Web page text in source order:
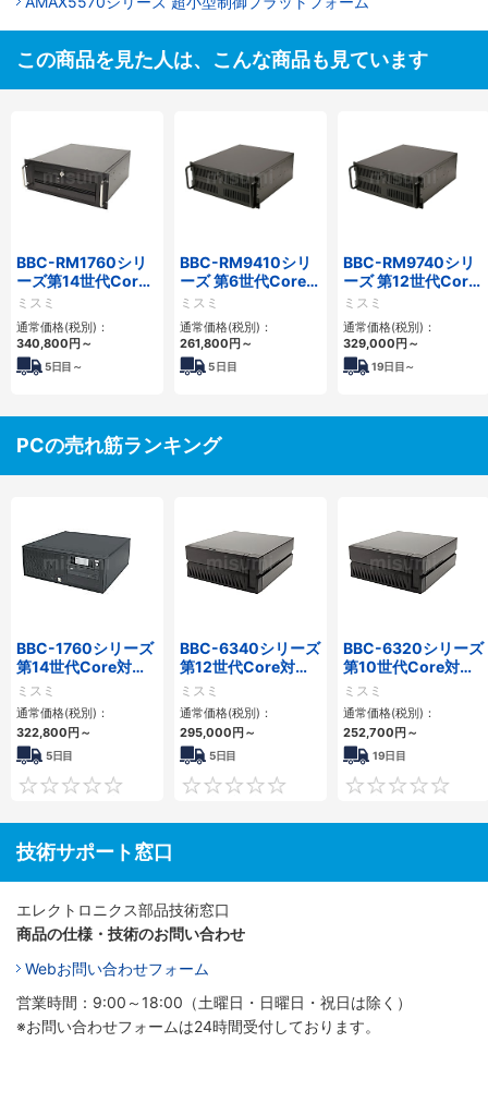
この商品を見た人は、こんな商品も見ています
BBC-RM1760シリ
ーズ第14世代Core
対応ラックマウント
3PCIe
ミスミ
通常価格(税別)：
340,800円～
5日目～
BBC-RM9410シリ
ーズ 第6世代Core対
応ラックマウント
FAPC 3PCI・3PCIe
ミスミ
通常価格(税別)：
261,800円～
5日目
BBC-RM9740シリ
ーズ 第12世代Core
対応ラックマウント
FAPC4PCI・3PCIe
ミスミ
通常価格(税別)：
329,000円～
19日目～
PCの売れ筋ランキング
BBC-1760シリーズ
第14世代Core対応
小型フロアマウント
3PCIe
ミスミ
通常価格(税別)：
322,800円～
5日目
0
BBC-6340シリーズ
第12世代Core対応
小型フロアマウント
PC2PCI/2PCIe
ミスミ
通常価格(税別)：
295,000円～
5日目
0
BBC-6320シリーズ
第10世代Core対応
小型フロアマウント
FAPC 2PCI・2PCIe
ミスミ
通常価格(税別)：
252,700円～
19日目
技術サポート窓口
エレクトロニクス部品技術窓口
商品の仕様・技術のお問い合わせ
Webお問い合わせフォーム
営業時間：9:00～18:00（土曜日・日曜日・祝日は除く）
※お問い合わせフォームは24時間受付しております。